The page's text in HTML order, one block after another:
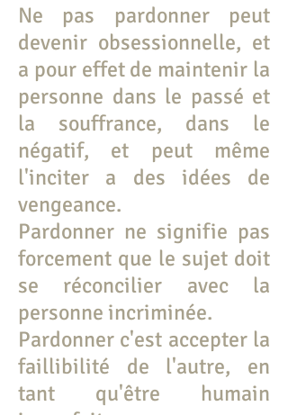
Ne pas pardonner peut
devenir obsessionnelle, et
a pour effet de maintenir la
personne dans le passé et
la souffrance, dans le
négatif, et peut même
l'inciter a des idées de
vengeance.
Pardonner ne signifie pas
forcement que le sujet doit
se réconcilier avec la
personne incriminée.
Pardonner c'est accepter la
faillibilité de l'autre, en
tant qu'être humain